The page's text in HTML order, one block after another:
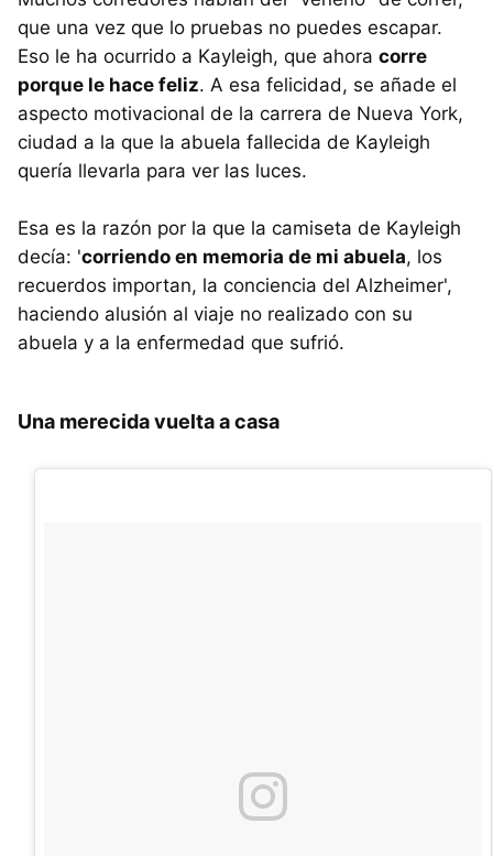
que una vez que lo pruebas no puedes escapar.
Eso le ha ocurrido a Kayleigh, que ahora corre
porque le hace feliz. A esa felicidad, se añade el
aspecto motivacional de la carrera de Nueva York,
ciudad a la que la abuela fallecida de Kayleigh
quería llevarla para ver las luces.
Esa es la razón por la que la camiseta de Kayleigh
decía: 'corriendo en memoria de mi abuela, los
recuerdos importan, la conciencia del Alzheimer',
haciendo alusión al viaje no realizado con su
abuela y a la enfermedad que sufrió.
Una merecida vuelta a casa